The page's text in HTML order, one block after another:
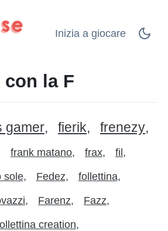
Inizia a giocare
con la F
gamer fierik
frenezy
frank matano frax fil
sole Fedez follettina
Farenz Fazz
creation